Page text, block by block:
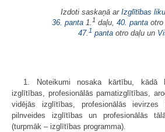
Izdoti saskaņā ar Izglītības
36. panta 1. 1 daļu, 40. panta otro
47. 1 panta otro daļu un
1. Noteikumi nosaka kārtību, kādā
izglītības, profesionālās pamatizglītības,
vidējās izglītības, profesionālās ievirzes
pilnveides izglītības un profesionālās
(turpmāk – izglītības programma).